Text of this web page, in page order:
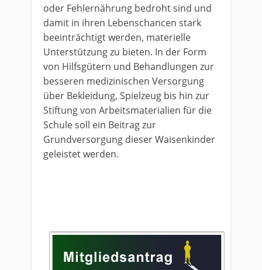
oder Fehlernährung bedroht sind und
damit in ihren Lebenschancen stark
beeinträchtigt werden, materielle
Unterstützung zu bieten. In der Form
von Hilfsgütern und Behandlungen zur
besseren medizinischen Versorgung
über Bekleidung, Spielzeug bis hin zur
Stiftung von Arbeitsmaterialien für die
Schule soll ein Beitrag zur
Grundversorgung dieser Waisenkinder
geleistet werden.